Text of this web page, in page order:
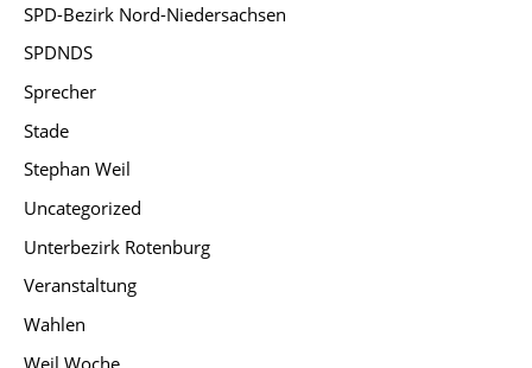
SPD-Bezirk Nord-Niedersachsen
SPDNDS
Sprecher
Stade
Stephan Weil
Uncategorized
Unterbezirk Rotenburg
Veranstaltung
Wahlen
Weil Woche